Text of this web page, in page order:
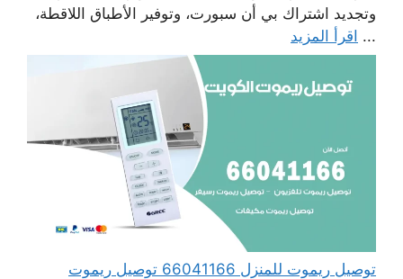
وتجديد اشتراك بي أن سبورت، وتوفير الأطباق اللاقطة،
... اقرأ المزيد
توصيل ريموت للمنزل 66041166 توصيل ريموت